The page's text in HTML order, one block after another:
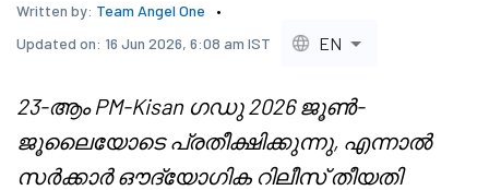
Written by: Team Angel One
Updated on: 16 Jun 2026, 6:08 am IST EN
23-ആം PM-Kisan ഗഡു 2026 ജൂൺ-
ജൂലൈയോടെ പ്രതീക്ഷിക്കുന്നു, എന്നാൽ
സർക്കാർ ഔദ്യോഗിക റിലീസ് തീയതി